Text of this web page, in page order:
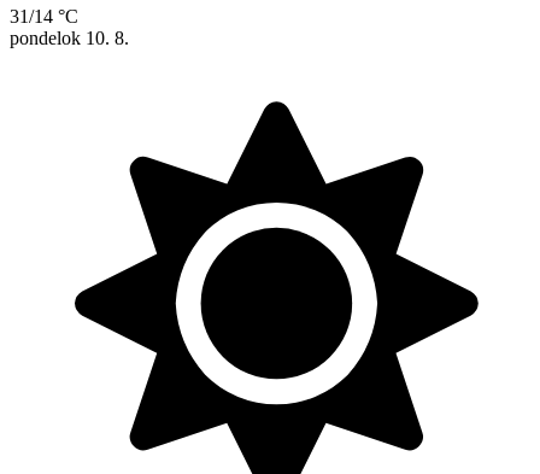
31/14 °C
pondelok 10. 8.